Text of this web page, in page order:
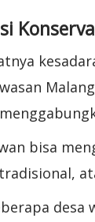
bisa
desa